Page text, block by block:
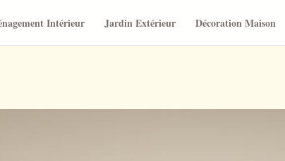
Intérieur Jardin Extérieur Décoration Maison